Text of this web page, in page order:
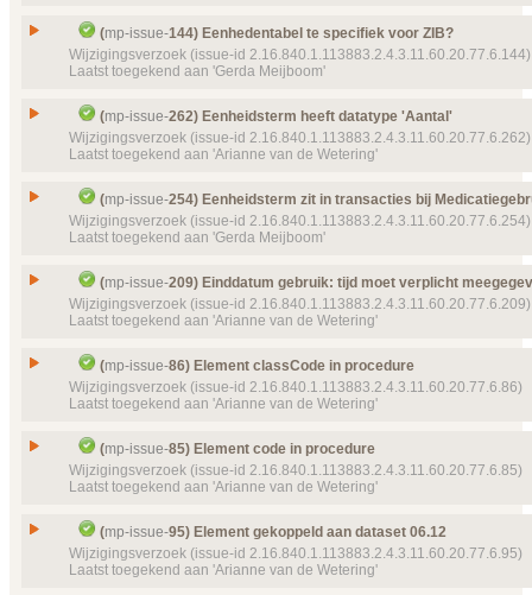
TemplateMP HL7 Voorstel medicatieafspraak
template- 9127 (2016‑07‑14 13:40:30)
Doel van verwijzing ontbreekt
TemplateMP Verstrekking identificatie
9102 (2016‑06‑24 13:30:45)
Doel van verwijzing ontbreekt
Doel van verwijzing ontbreekt mp-template-9114
17:07:44) RedenMedicatieGebruik
TemplateDistributievorm
TemplateMP Ingredient quantitymp-template-
9071 (2016‑06‑18 20:41:53)
Doel van verwijzing ontbreekt
Details
Klik hier voor alle issuedetails
Details
Klik hier voor alle issuedetails
Gesloten, toegekend
Prioriteit
normaal
Object(en)
Doel van verwijzing ontbreekt
22968 (2016‑07‑04 08:49:36) Documentgegevens
Details
Klik hier voor alle issuedetails
Issue
Doseerschema en gebruiksperiode gesplitst
mp-issue-31
Wijzigingsverzoek
Gesloten
Prioriteit
normaal
Object(en)
Doel van verwijzing ontbreekt
Details
Klik hier voor alle issuedetails
(mp-issue-144) Eenhedentabel te specifiek voor ZIB?
Wijzigingsverzoek (issue-id 2.16.840.1.113883.2.4.3.11.60.20.77.6.144)
Laatst toegekend aan 'Gerda Meijboom'
Issue
Eenhedentabel te specifiek voor ZIB?
mp-issue-144
Wijzigingsverzoek
Gesloten, toegekend
Prioriteit
normaal
Object(en)
Doel van verwijzing ontbreekt
Details
Klik hier voor alle issuedetails
(mp-issue-262) Eenheidsterm heeft datatype 'Aantal'
Wijzigingsverzoek (issue-id 2.16.840.1.113883.2.4.3.11.60.20.77.6.262)
Laatst toegekend aan 'Arianne van de Wetering'
Issue
Eenheidsterm heeft datatype 'Aantal'
mp-issue-262
Wijzigingsverzoek
Gesloten, toegekend
Prioriteit
normaal
Object(en)
Doel van verwijzing ontbreekt
Details
Klik hier voor alle issuedetails
(mp-issue-254) Eenheidsterm zit in transacties bij
Wijzigingsverzoek (issue-id 2.16.840.1.113883.2.4.3.11.60.20.77.6.254)
Laatst toegekend aan 'Gerda Meijboom'
Issue
Eenheidsterm zit in transacties bij
mp-issue-254
Wijzigingsverzoek
Gesloten, toegekend
Prioriteit
normaal
Object(en)
Doel van verwijzing ontbreekt
Details
Klik hier voor alle issuedetails
(mp-issue-209) Einddatum gebruik: tijd moet verplicht
Wijzigingsverzoek (issue-id 2.16.840.1.113883.2.4.3.11.60.20.77.6.209)
Laatst toegekend aan 'Arianne van de Wetering'
Issue
Einddatum gebruik: tijd moet verplicht
mp-issue-209
Wijzigingsverzoek
Gesloten, toegekend
Prioriteit
normaal
Object(en)
Template Usable Periodmp-template-
Details
Klik hier voor alle issuedetails
(mp-issue-86) Element classCode in procedure
Wijzigingsverzoek (issue-id 2.16.840.1.113883.2.4.3.11.60.20.77.6.86)
Laatst toegekend aan 'Arianne van de Wetering'
Issue
Element classCode in procedure
mp-issue-86
Wijzigingsverzoek
Gesloten, toegekend
Prioriteit
normaal
Details
Klik hier voor alle issuedetails
(mp-issue-85) Element code in procedure
Wijzigingsverzoek (issue-id 2.16.840.1.113883.2.4.3.11.60.20.77.6.85)
Laatst toegekend aan 'Arianne van de Wetering'
Issue
Element code in procedure
mp-issue-85
Wijzigingsverzoek
(mp-issue-95) Element gekoppeld aan dataset 06.12
Wijzigingsverzoek (issue-id 2.16.840.1.113883.2.4.3.11.60.20.77.6.95)
Laatst toegekend aan 'Arianne van de Wetering'